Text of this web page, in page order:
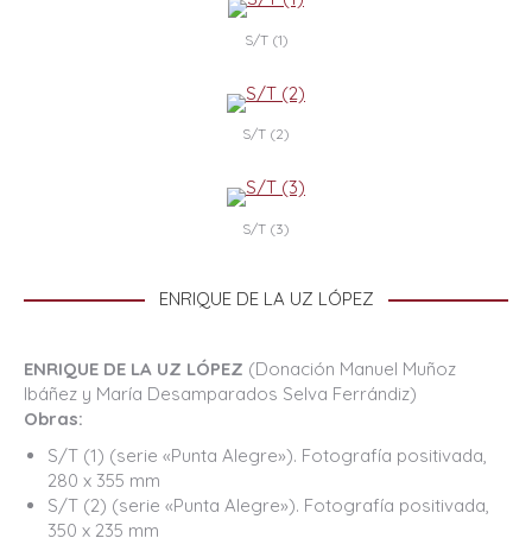
S/T (1)
S/T (2)
S/T (3)
ENRIQUE DE LA UZ LÓPEZ
ENRIQUE DE LA UZ LÓPEZ (Donación Manuel Muñoz
Ibáñez y María Desamparados Selva Ferrándiz)
Obras:
S/T (1) (serie «Punta Alegre»). Fotografía positivada,
280 x 355 mm
S/T (2) (serie «Punta Alegre»). Fotografía positivada,
350 x 235 mm